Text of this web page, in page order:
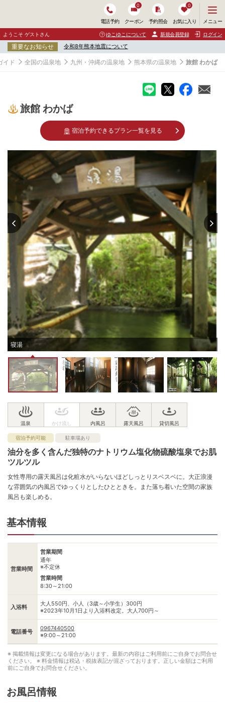
電話予約 クーポン
0
予約照会 お気に入り
0
ニ
ュ
ー
開
く
メニュー
ようこそ ゲストさん ゆこゆこについて 新規会員登録 ログイン
重要なお知らせ 令和8年熊本地震について
イド 全国の温泉地 九州・沖縄の温泉地 熊本県の温泉地 旅館 わかば
旅館 わかば
宿泊予約できるプラン一覧を見る
寝湯
宿泊予約可能 駐車場あり
油分を多く含んだ独特のナトリウム塩化物硫酸塩泉でお肌
ツルツル
女性専用の露天風呂は化粧水がいらないほどしっとりスベスベに。大正浪漫
な雰囲気の内風呂でゆっくりとしたひとときを。また落ち着いた空間の家族
風呂も楽しめる。
基本情報
営業時間
営業期間
通年
※不定休
営業時間
8:30～21:00
入浴料
大人550円、小人（3歳～小学生）300円
※2023年10月1日より入浴料改定。大人700円～
電話番号
0967440500
※9:00～21:00
※ 掲載情報は変更になる場合があります。最新の内容はご利用前にご自身でお問合せ
ください。
※ 料金情報は税込・税抜表記が混ざっております。正しい金額はご利用
前にご自身でお問合せください。
お風呂情報